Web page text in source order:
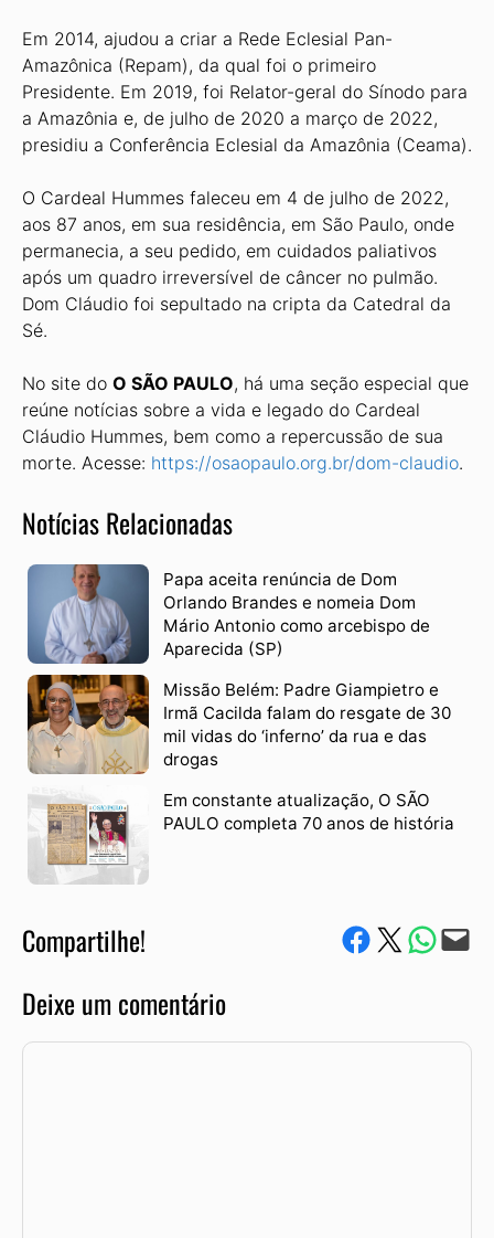
Em 2014, ajudou a criar a Rede Eclesial Pan-
Amazônica (Repam), da qual foi o primeiro
Presidente. Em 2019, foi Relator-geral do Sínodo para
a Amazônia e, de julho de 2020 a março de 2022,
presidiu a Conferência Eclesial da Amazônia (Ceama).
O Cardeal Hummes faleceu em 4 de julho de 2022,
aos 87 anos, em sua residência, em São Paulo, onde
permanecia, a seu pedido, em cuidados paliativos
após um quadro irreversível de câncer no pulmão.
Dom Cláudio foi sepultado na cripta da Catedral da
Sé.
No site do O SÃO PAULO, há uma seção especial que
reúne notícias sobre a vida e legado do Cardeal
Cláudio Hummes, bem como a repercussão de sua
morte. Acesse: https://osaopaulo.org.br/dom-claudio.
Notícias Relacionadas
Papa aceita renúncia de Dom
Orlando Brandes e nomeia Dom
Mário Antonio como arcebispo de
Aparecida (SP)
Missão Belém: Padre Giampietro e
Irmã Cacilda falam do resgate de 30
mil vidas do ‘inferno’ da rua e das
drogas
Em constante atualização, O SÃO
PAULO completa 70 anos de história
Compartilhe! Compartilhe no Facebook
Compartilhe no Twitter
Compartile via
Envie via e-mail
Deixe um comentário
Comentário